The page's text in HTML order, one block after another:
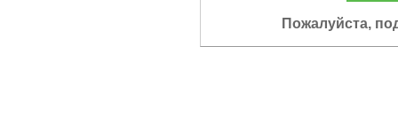
Пожалуйста,